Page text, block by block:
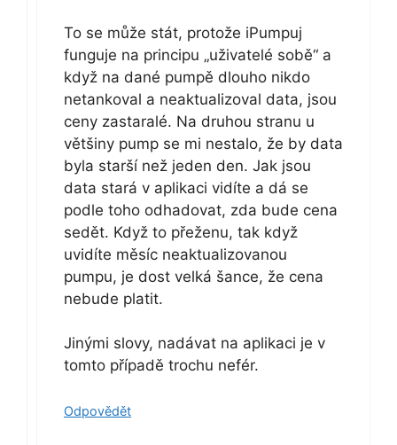
To se může stát, protože iPumpuj
funguje na principu „uživatelé sobě“ a
když na dané pumpě dlouho nikdo
netankoval a neaktualizoval data, jsou
ceny zastaralé. Na druhou stranu u
většiny pump se mi nestalo, že by data
byla starší než jeden den. Jak jsou
data stará v aplikaci vidíte a dá se
podle toho odhadovat, zda bude cena
sedět. Když to přeženu, tak když
uvidíte měsíc neaktualizovanou
pumpu, je dost velká šance, že cena
nebude platit.
Jinými slovy, nadávat na aplikaci je v
tomto případě trochu nefér.
Odpovědět